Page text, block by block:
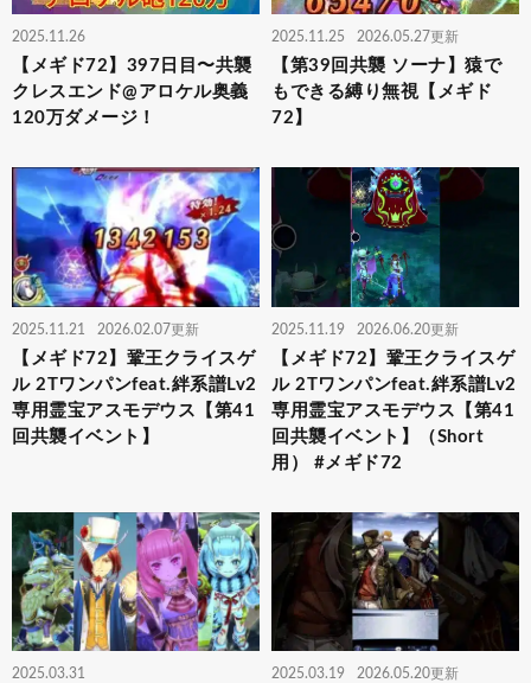
2025.11.26
【メギド72】397日目〜共襲
クレスエンド@アロケル奥義
120万ダメージ！
2025.11.25 2026.05.27更新
【第39回共襲 ソーナ】猿で
もできる縛り無視【メギド
72】
2025.11.21 2026.02.07更新
【メギド72】鞏王クライスゲ
ル 2Tワンパンfeat.絆系譜Lv2
専用霊宝アスモデウス【第41
回共襲イベント】
2025.11.19 2026.06.20更新
【メギド72】鞏王クライスゲ
ル 2Tワンパンfeat.絆系譜Lv2
専用霊宝アスモデウス【第41
回共襲イベント】（Short
用） #メギド72
2025.03.31 2025.03.19 2026.05.20更新